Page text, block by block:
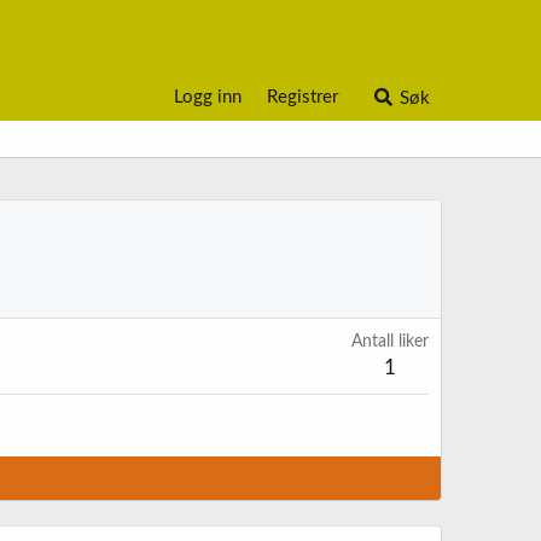
Logg inn Registrer Søk
Antall liker
1